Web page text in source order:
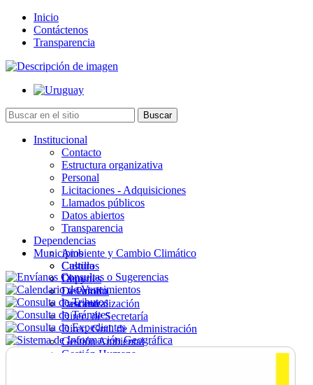
Inicio
Contáctenos
Transparencia
Institucional
Contacto
Estructura organizativa
Personal
Licitaciones - Adquisiciones
Llamados públicos
Datos abiertos
Transparencia
Dependencias
Ambiente y Cambio Climático
Cultura
Deportes
Desarrollo
Descentralización
Direc. de Secretaría
Direc. Gral. de Administración
Gestión Ambiental
Gestión Humana
Municipios
Castillos
Chuy
La Paloma
Lascano